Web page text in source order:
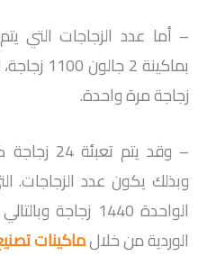
– أما عدد الزجاجات التي
زجاجة مرة واحدة.
وبذلك يكون عدد الزجاجات.
الوردية من خلالماكينات